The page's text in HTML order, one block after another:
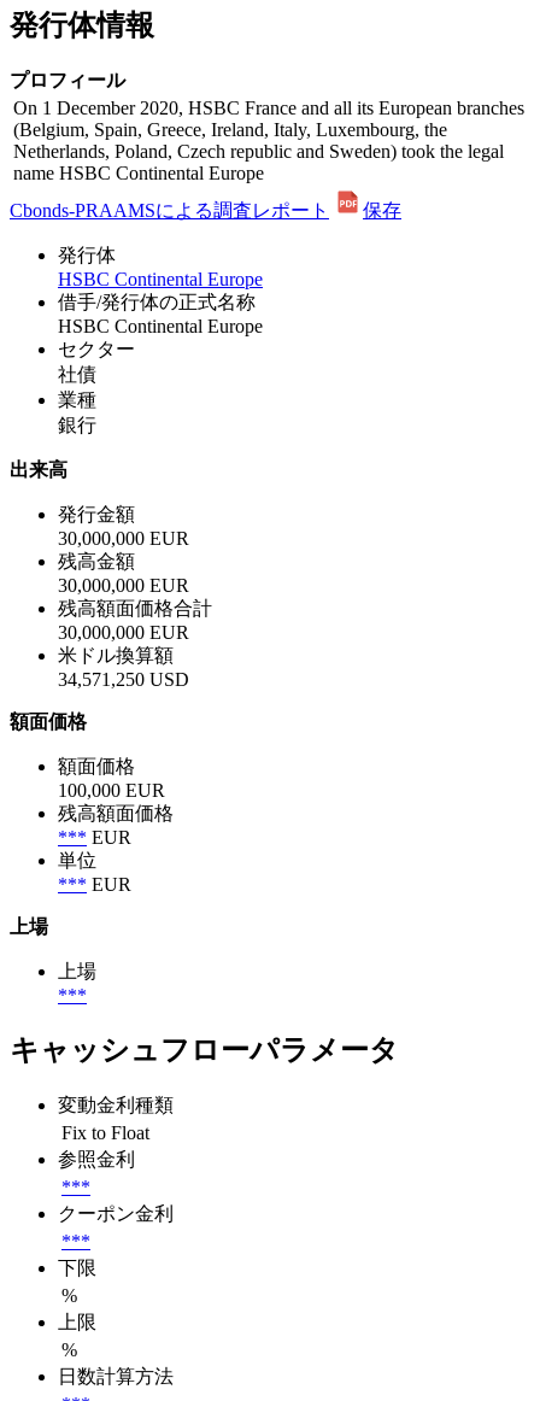
発行体情報
プロフィール
On 1 December 2020, HSBC France and all its European branches
(Belgium, Spain, Greece, Ireland, Italy, Luxembourg, the
Netherlands, Poland, Czech republic and Sweden) took the legal
name HSBC Continental Europe
Cbonds-PRAAMSによる調査レポート
保存
発行体
HSBC Continental Europe
借手/発行体の正式名称
HSBC Continental Europe
セクター
社債
業種
銀行
出来高
発行金額
30,000,000 EUR
残高金額
30,000,000 EUR
残高額面価格合計
30,000,000 EUR
米ドル換算額
34,571,250 USD
額面価格
額面価格
100,000 EUR
残高額面価格
*** EUR
単位
*** EUR
上場
上場
***
キャッシュフローパラメータ
変動金利種類
Fix to Float
参照金利
***
クーポン金利
***
下限
%
上限
%
日数計算方法